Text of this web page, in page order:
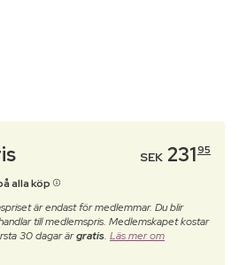
SEK 23195
alla köp
är endast för medlemmar. Du blir
till medlemspris. Medlemskapet kostar
30 dagar ärgratis. Läs mer om